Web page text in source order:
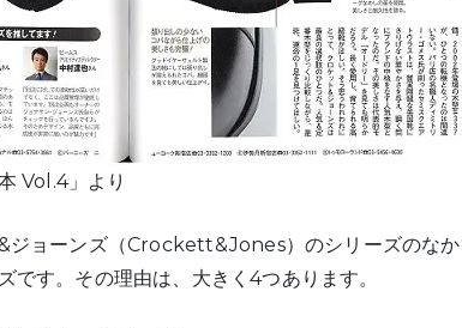
Vol.4」より
ジョーンズ（Crockett&Jones）のシリーズのな
です。その理由は、大きく4つあります。